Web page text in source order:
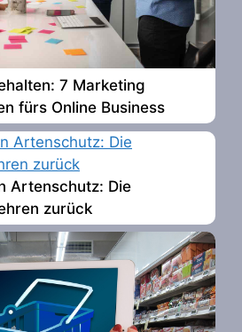
7 Marketing
fürs Online Business
Artenschutz: Die
zurück